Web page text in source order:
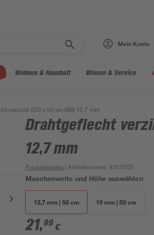
Mein Konto
Wohnen & Haushalt Wissen & Service
verzinkt 500 x 50 cm MW 12,7 mm
Drahtgeflecht
12,7 mm
Produktdetails | Artikelnummer:4300705
Maschenweite und Höhe auswählen
12,7 mm | 50 cm 19 mm | 50 cm
21,99 €